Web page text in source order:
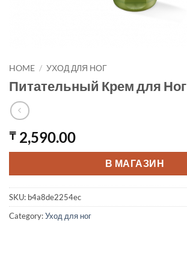
HOME / УХОД ДЛЯ НОГ
Питательный Крем для Ног
₸ 2,590.00
В МАГАЗИН
SKU: b4a8de2254ec
Category:Уход для ног